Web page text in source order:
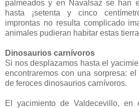
palmeados y en Navalsaz se han
hasta ¡setenta y cinco
improntas no resulta complicado
animales pudieran habitar estas
Dinosaurios carnívoros
Si nos desplazamos hasta el
encontraremos con una sorpresa:
de feroces dinosaurios carnívoros.
El yacimiento de Valdecevillo, en